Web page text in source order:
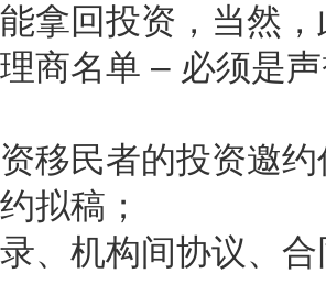
拿回投资，当然
商名单 – 必须是
移民者的投资邀
拟稿；
、机构间协议、